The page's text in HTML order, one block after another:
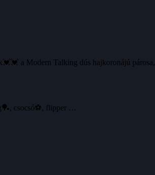
a Modern Talking dús hajkoronájú párosa,
csocsó⚽️, flipper …